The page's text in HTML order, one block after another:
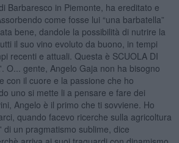
Barbaresco in Piemonte, ha ereditato e
come fosse lui “una barbatella”
bene, dandole la possibilità di nutrire la
il suo vino evoluto da buono, in tempi
recenti e attuali. Questa è SCUOLA DI
O... gente, Angelo Gaja non ha bisogno
con il cuore e la passione che ho
uno si mette li a pensare e fare dei
Angelo è il primo che ti sovviene. Ho
quando facevo ricerche sulla agricoltura
di un pragmatismo sublime, dice